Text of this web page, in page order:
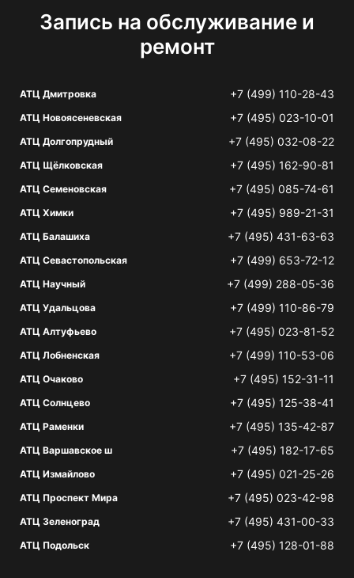
Запись на обслуживание и
ремонт
АТЦ Дмитровка +7 (499) 110-28-43
АТЦ Новоясеневская +7 (495) 023-10-01
АТЦ Долгопрудный +7 (495) 032-08-22
АТЦ Щёлковская +7 (495) 162-90-81
АТЦ Семеновская +7 (495) 085-74-61
АТЦ Химки +7 (495) 989-21-31
АТЦ Балашиха +7 (495) 431-63-63
АТЦ Севастопольская +7 (499) 653-72-12
АТЦ Научный +7 (499) 288-05-36
АТЦ Удальцова +7 (499) 110-86-79
АТЦ Алтуфьево +7 (495) 023-81-52
АТЦ Лобненская +7 (499) 110-53-06
АТЦ Очаково +7 (495) 152-31-11
АТЦ Солнцево +7 (495) 125-38-41
АТЦ Раменки +7 (495) 135-42-87
АТЦ Варшавское ш +7 (495) 182-17-65
АТЦ Измайлово +7 (495) 021-25-26
АТЦ Проспект Мира +7 (495) 023-42-98
АТЦ Зеленоград +7 (495) 431-00-33
АТЦ Подольск +7 (495) 128-01-88